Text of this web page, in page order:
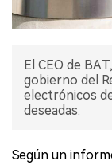
El CEO de
gobierno del
electrónicos
deseadas.
Según un